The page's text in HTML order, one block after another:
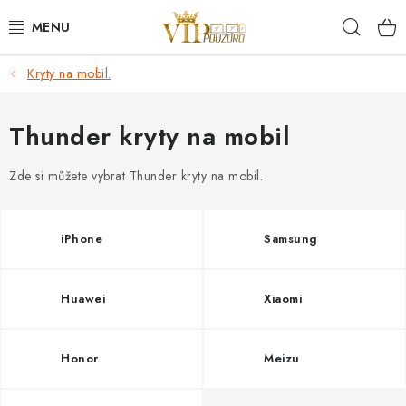
na
KRYTY NA MOBIL.
OCHRANA DISPLEJE - SKLO A FÓLIE
KABELY A NABÍJEČKY
BRAŠNY NA NOTEBOOKY
Kryty na mobil.
Thunder kryty na mobil
Zde si můžete vybrat Thunder kryty na mobil.
iPhone Samsung
Huawei Xiaomi
Honor Meizu